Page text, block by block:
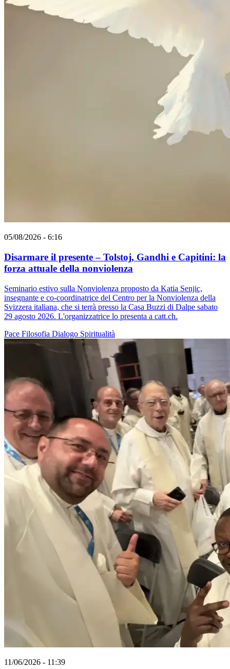
05/08/2026 - 6:16
Disarmare il presente – Tolstoj, Gandhi e Capitini: la
forza attuale della nonviolenza
Seminario estivo sulla Nonviolenza proposto da Katia Senjic,
insegnante e co-coordinatrice del Centro per la Nonviolenza della
Svizzera italiana, che si terrà presso la Casa Buzzi di Dalpe sabato
29 agosto 2026. L'organizzatrice lo presenta a catt.ch.
Pace Filosofia Dialogo Spiritualità
11/06/2026 - 11:39